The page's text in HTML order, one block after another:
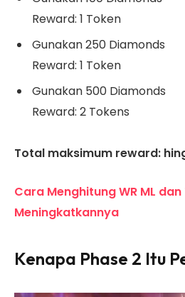
Reward: 1 Token
Gunakan 250 Diamonds
Reward: 1 Token
Gunakan 500 Diamonds
Reward: 2 Tokens
Total maksimum reward:
Cara Menghitung WR ML dan
Meningkatkannya
Kenapa Phase 2 Itu